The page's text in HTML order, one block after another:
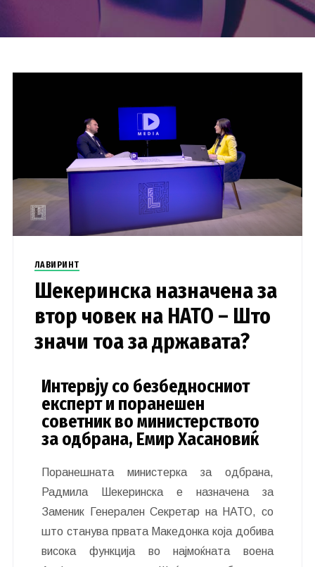
ЛАВИРИНТ
Шекеринска назначена за
втор човек на НАТО – Што
значи тоа за државата?
Интервју со безбедносниот
експерт и поранешен
советник во министерството
за одбрана, Емир Хасановиќ
Поранешната министерка за одбрана,
Радмила Шекеринска е назначена за
Заменик Генерален Секретар на НАТО, со
што станува првата Македонка која добива
висока функција во најмоќната воена